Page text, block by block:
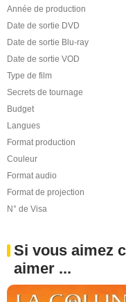
Année de production
Date de sortie DVD
Date de sortie Blu-ray
Date de sortie VOD
Type de film
Secrets de tournage
Budget
Langues
Format production
Couleur
Format audio
Format de projection
N° de Visa
Si vous aimez
aimer ...